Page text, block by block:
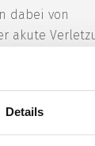
Details
dabei von
akute
komplexen
gewonnen.
und